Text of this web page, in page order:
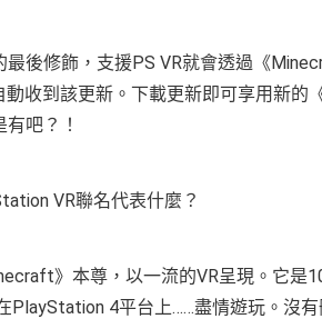
後修飾，支援PS VR就會透過《
收到該更新。下載更新即可享用新的
吧？！
VR聯名代表什麼？
》本尊，以一流的VR呈現。它是
PlayStation 4平台上……盡情遊玩。沒